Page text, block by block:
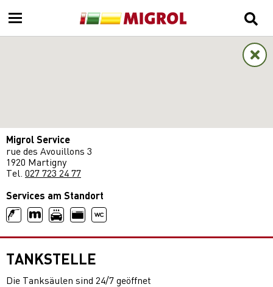
Migrol Service
rue des Avouillons 3
1920 Martigny
Tel. 027 723 24 77
Services am Standort
TANKSTELLE
Die Tanksäulen sind 24/7 geöffnet